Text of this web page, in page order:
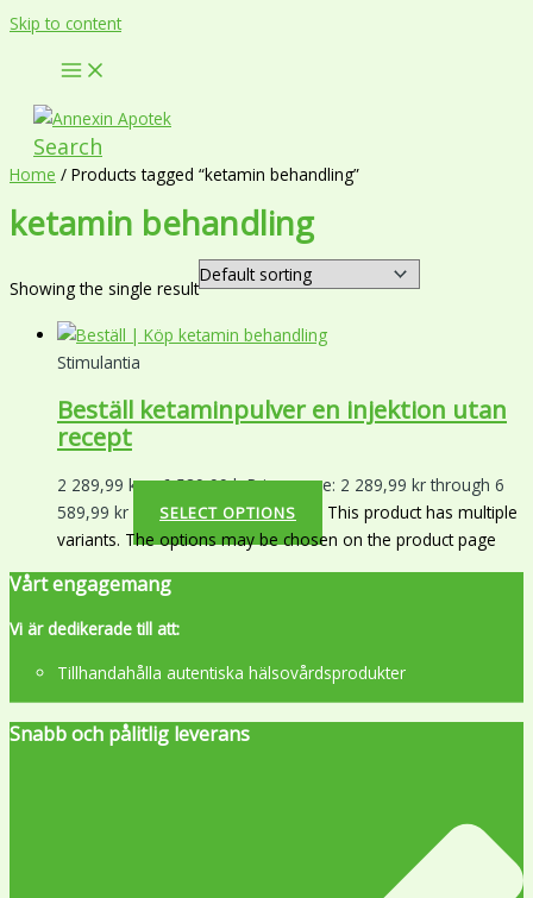
Skip to content
Search
Home / Products tagged “ketamin behandling”
ketamin behandling
Showing the single result
Stimulantia
Beställ ketaminpulver en injektion utan
recept
2 289,99 kr – 6 589,99krPrice range: 2 289,99 kr through 6
589,99 kr
SELECT OPTIONS
This product has multiple
variants. The options may be chosen on the product page
Vårt engagemang
Vi är dedikerade till att:
Tillhandahålla autentiska hälsovårdsprodukter
Snabb och pålitlig leverans